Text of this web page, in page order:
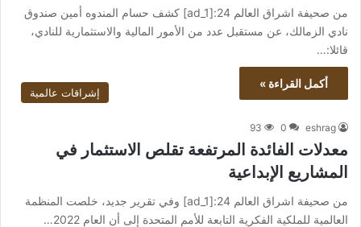
من صحيفة اشراق العالم 24:[ad_1] كشف حسام المندوه أمين صندوق
نادي الزمالك، عن مستقبل عدد من الأمور المالية والاستثمارية للنادي،
قائلا:…
أكمل القراءة »
إشراقات عالمية
eshrag
0
93
معدلات الفائدة المرتفعة تقلص الاستثمار في
المشاريع الإبداعية
من صحيفة اشراق العالم 24:[ad_1] وفي تقرير جديد، خلصت المنظمة
العالمية للملكية الفكرية التابعة للأمم المتحدة إلى أن العام 2022…